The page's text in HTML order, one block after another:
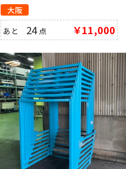
大阪
あと 24点 ￥11,000